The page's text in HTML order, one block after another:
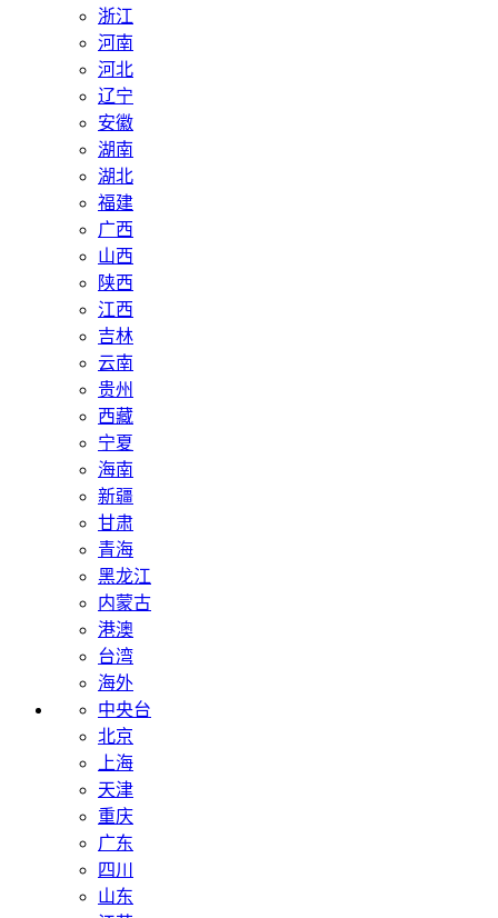
浙江
河南
河北
辽宁
安徽
湖南
湖北
福建
广西
山西
陕西
江西
吉林
云南
贵州
西藏
宁夏
海南
新疆
甘肃
青海
黑龙江
内蒙古
港澳
台湾
海外
中央台
北京
上海
天津
重庆
广东
四川
山东